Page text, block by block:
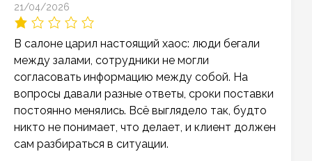
21/04/2026
В салоне царил настоящий хаос: люди бегали
между залами, сотрудники не могли
согласовать информацию между собой. На
вопросы давали разные ответы, сроки поставки
постоянно менялись. Всё выглядело так, будто
никто не понимает, что делает, и клиент должен
сам разбираться в ситуации.